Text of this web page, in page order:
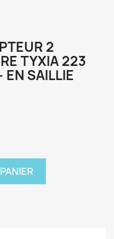
2
TYXIA 223
SAILLIE